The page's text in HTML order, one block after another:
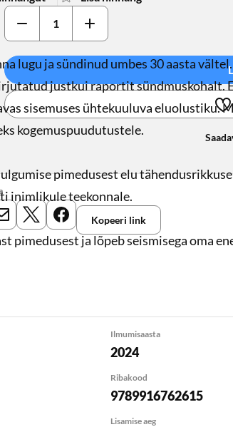
lugu ja sündinud umbes 30 aasta vältel.
justkui raportit sündmuskohalt.
sisemuses ühtekuuluva eluolustiku.
kogemuspuudutustele.
pimedusest elu
inimlikule teekonnale.
pimedusest ja lõpeb seismisega oma
lill, mis puhkenud oma ainestikul.
E-mail X Meta Kopeeri link
Ilmumisaasta
2024
Ribakood
9789916762615
Lisamise aeg